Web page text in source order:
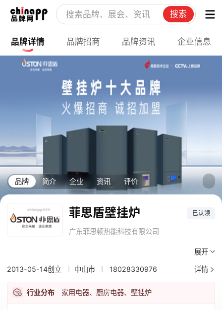
搜索
品牌详情 品牌招商 品牌资讯 企业信息
品牌 简介 企业 资讯 评价
菲思盾壁挂炉
广东菲思顿热能科技有限公司
已认领
展开
2013-05-14创立 中山市 18028330976 详情
行业分布 家用电器、厨房电器、壁挂炉